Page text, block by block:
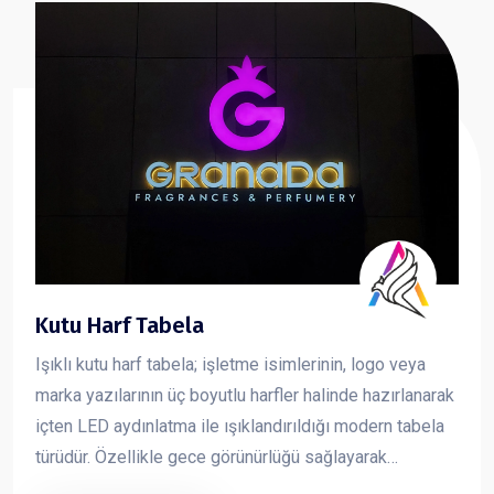
Kutu Harf Tabela
Işıklı kutu harf tabela; işletme isimlerinin, logo veya
marka yazılarının üç boyutlu harfler halinde hazırlanarak
içten LED aydınlatma ile ışıklandırıldığı modern tabela
türüdür. Özellikle gece görünürlüğü sağlayarak